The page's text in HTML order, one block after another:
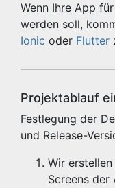
Wenn Ihre App
werden soll,
Ionic oder Flutter
Projektablauf
Festlegung der
und Release-
Wir
Screens der